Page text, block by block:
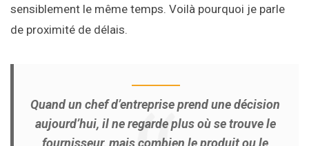
sensiblement le même temps. Voilà pourquoi je parle
de proximité de délais.
Quand un chef d’entreprise prend une décision
aujourd’hui, il ne regarde plus où se trouve le
fournisseur, mais combien le produit ou le